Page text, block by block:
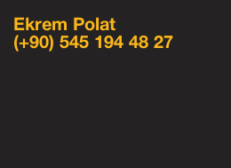
Ekrem Polat
(+90) 545 194 48 27